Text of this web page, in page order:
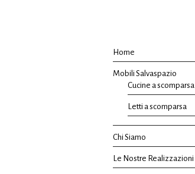
Home
Mobili Salvaspazio
Cucine a scomparsa
Letti a scomparsa
Chi Siamo
Le Nostre Realizzazioni